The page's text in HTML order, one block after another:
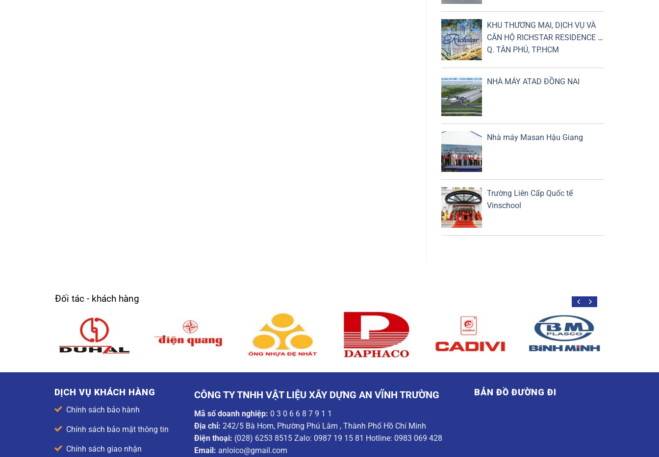
KHU THƯƠNG MẠI, DỊCH VỤ VÀ
CĂN HỘ RICHSTAR RESIDENCE -
Q. TÂN PHÚ, TP.HCM
NHÀ MÁY ATAD ĐỒNG NAI
Nhà máy Masan Hậu Giang
Trường Liên Cấp Quốc tế
Vinschool
Đối tác - khách hàng
DỊCH VỤ KHÁCH HÀNG
Chính sách bảo hành
Chính sách bảo mật thông tin
Chính sách giao nhận
CÔNG TY TNHH VẬT LIỆU XÂY DỰNG AN VĨNH TRƯỜNG
Mã số doanh nghiệp: 0 3 0 6 6 8 7 9 1 1
Địa chỉ: 242/5 Bà Hom, Phường Phú Lâm , Thành Phố Hồ Chí Minh
Điện thoại: (028) 6253 8515 Zalo: 0987 19 15 81 Hotline: 0983 069 428
Email: anloico@gmail.com
BẢN ĐỒ ĐƯỜNG ĐI